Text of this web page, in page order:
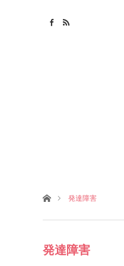
ホーム発達障害
発達障害